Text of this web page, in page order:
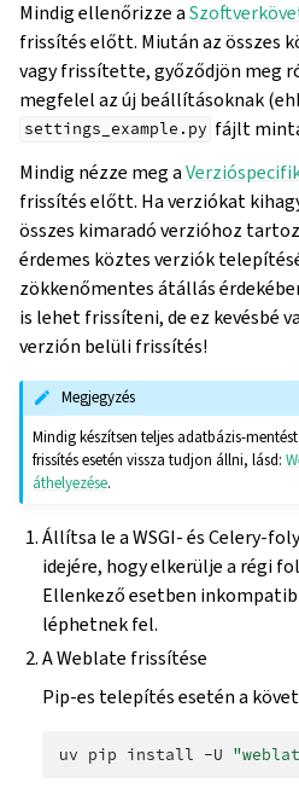
Mindig ellenőrizze a
frissítés előtt. Miután az összes
vagy frissítette, győződjön meg
megfelel az új beállításoknak
settings_example.py fájlt
Mindig nézze meg a
frissítés előtt. Ha verziókat
összes kimaradó verzióhoz
érdemes köztes verziók
zökkenőmentes átállás
is lehet frissíteni, de ez kevésbé
verzión belüli frissítés!
Megjegyzés
Mindig készítsen teljes adatbázis-
frissítés esetén vissza tudjon állni, lásd:
áthelyezése.
Állítsa le a WSGI- és Celery-
idejére, hogy elkerülje a régi
Ellenkező esetben
léphetnek fel.
A Weblate frissítése
Pip-es telepítés esetén a
uv pip install -U